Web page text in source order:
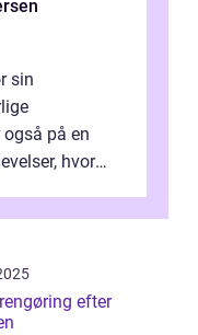
sin
på en
hvor
efter